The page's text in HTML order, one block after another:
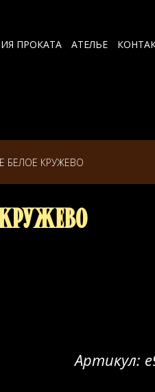
ПРОКАТА АТЕЛЬЕ
БЕЛОЕ КРУЖЕВО
Артикул: